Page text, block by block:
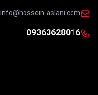
info@hossein-aslani.com
09363628016